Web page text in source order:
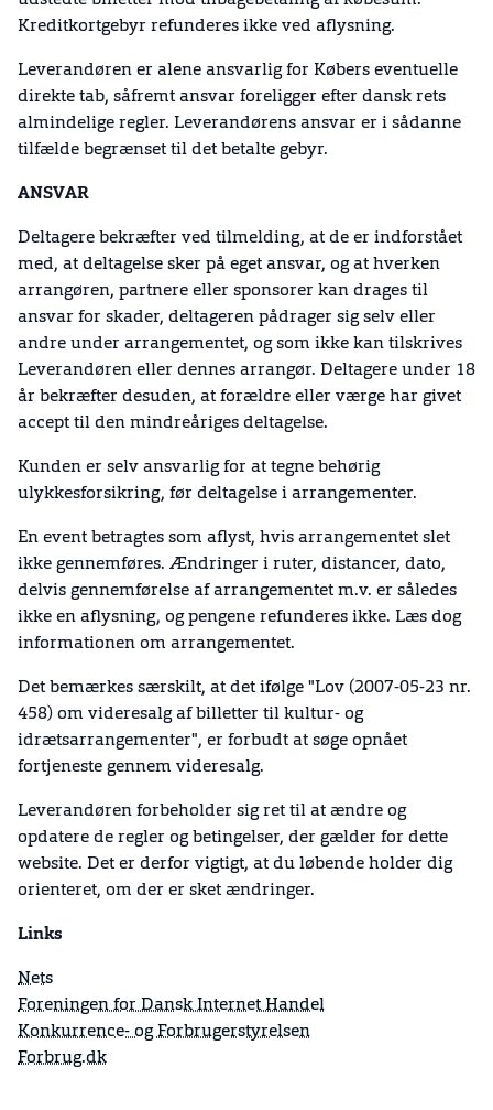
Kreditkortgebyr refunderes ikke ved aflysning.
Leverandøren er alene ansvarlig for Købers eventuelle
direkte tab, såfremt ansvar foreligger efter dansk rets
almindelige regler. Leverandørens ansvar er i sådanne
tilfælde begrænset til det betalte gebyr.
ANSVAR
Deltagere bekræfter ved tilmelding, at de er indforstået
med, at deltagelse sker på eget ansvar, og at hverken
arrangøren, partnere eller sponsorer kan drages til
ansvar for skader, deltageren pådrager sig selv eller
andre under arrangementet, og som ikke kan tilskrives
Leverandøren eller dennes arrangør. Deltagere under 18
år bekræfter desuden, at forældre eller værge har givet
accept til den mindreåriges deltagelse.
Kunden er selv ansvarlig for at tegne behørig
ulykkesforsikring, før deltagelse i arrangementer.
En event betragtes som aflyst, hvis arrangementet slet
ikke gennemføres. Ændringer i ruter, distancer, dato,
delvis gennemførelse af arrangementet m.v. er således
ikke en aflysning, og pengene refunderes ikke. Læs dog
informationen om arrangementet.
Det bemærkes særskilt, at det ifølge "Lov (2007-05-23 nr.
458) om videresalg af billetter til kultur- og
idrætsarrangementer", er forbudt at søge opnået
fortjeneste gennem videresalg.
Leverandøren forbeholder sig ret til at ændre og
opdatere de regler og betingelser, der gælder for dette
website. Det er derfor vigtigt, at du løbende holder dig
orienteret, om der er sket ændringer.
Links
Nets
Foreningen for Dansk Internet Handel
Konkurrence- og Forbrugerstyrelsen
Forbrug.dk